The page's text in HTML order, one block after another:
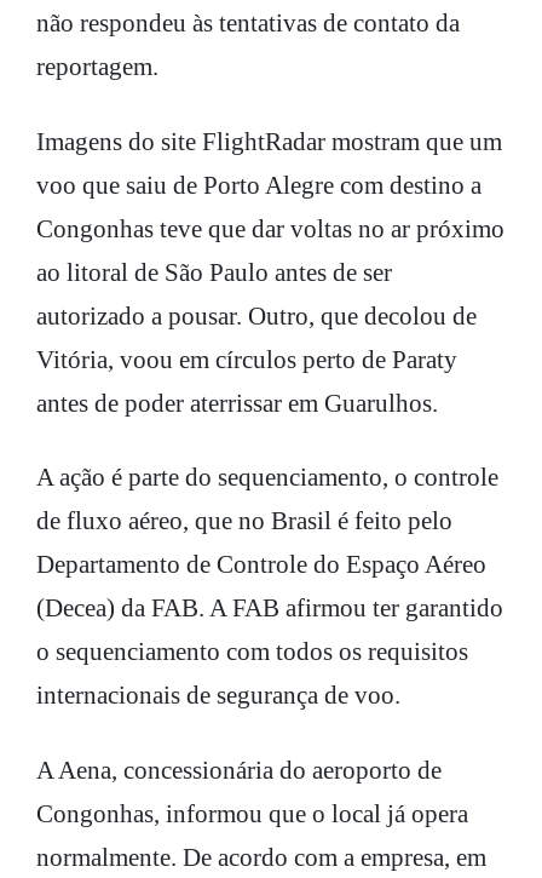
não respondeu às tentativas de contato da
reportagem.
Imagens do site FlightRadar mostram que um
voo que saiu de Porto Alegre com destino a
Congonhas teve que dar voltas no ar próximo
ao litoral de São Paulo antes de ser
autorizado a pousar. Outro, que decolou de
Vitória, voou em círculos perto de Paraty
antes de poder aterrissar em Guarulhos.
A ação é parte do sequenciamento, o controle
de fluxo aéreo, que no Brasil é feito pelo
Departamento de Controle do Espaço Aéreo
(Decea) da FAB. A FAB afirmou ter garantido
o sequenciamento com todos os requisitos
internacionais de segurança de voo.
A Aena, concessionária do aeroporto de
Congonhas, informou que o local já opera
normalmente. De acordo com a empresa, em